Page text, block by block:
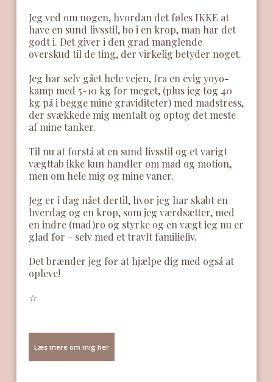
​Jeg ved om nogen, hvordan det føles IKKE at
have en sund livsstil, bo i en krop, man har det
godt i. Det giver i den grad manglende
overskud til de ting, der virkelig betyder noget.
​Jeg har selv gået hele vejen, fra en evig yoyo-
kamp med 5-10 kg for meget, (plus jeg tog 40
kg på i begge mine graviditeter) med madstress,
der svækkede mig mentalt og optog det meste
af mine tanker.
​Til nu at forstå at en sund livsstil og et varigt
vægttab ikke kun handler om mad og motion,
men om hele mig og mine vaner.
​Jeg er i dag nået dertil, hvor jeg har skabt en
hverdag og en krop, som jeg værdsætter, med
en indre (mad)ro og styrke og en vægt jeg nu er
glad for - selv med et travlt familieliv.
​Det brænder jeg for at hjælpe dig med også at
opleve!​
☆​
Læs mere om mig her